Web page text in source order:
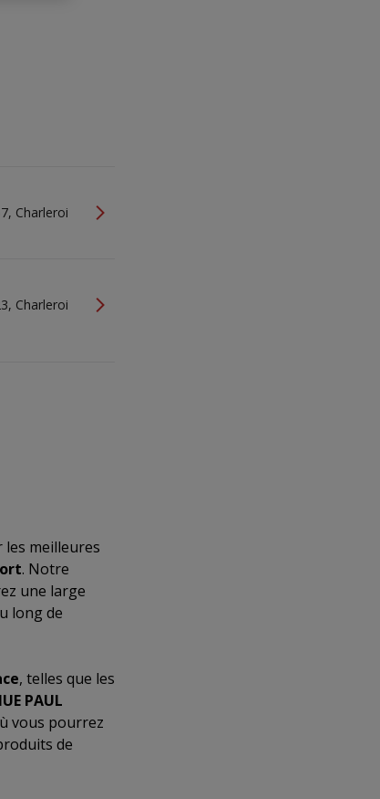
Charleroi
Charleroi
meilleures
. Notre
une large
long de
, telles que les
PAUL
vous pourrez
de